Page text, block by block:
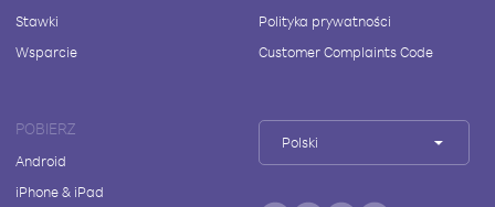
Stawki
Wsparcie
Polityka prywatności
Customer Complaints Code
POBIERZ
Android
iPhone & iPad
Polski